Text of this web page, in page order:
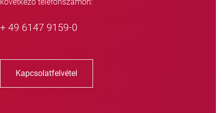
következő telefonszámon:
+ 49 6147 9159-0
Kapcsolatfelvétel